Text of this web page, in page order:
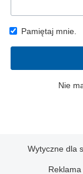
Pamiętaj mnie.
Nie
Wytyczne dla
Reklama